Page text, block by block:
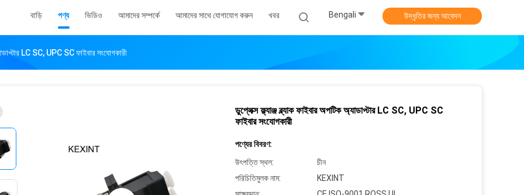
বাড়ি পণ্য ভিডিও আমাদের সম্পর্কে আমাদের সাথে যোগাযোগ করুন খবর Bengali উদ্ধৃতির জন্য আবেদন
LC SC, UPC SC ফাইবার সংযোগকারী
ডুপ্লেক্স ফ্ল্যাঞ্জ ব্ল্যাক ফাইবার অপটিক অ্যাডাপ্টার LC SC, UPC SC
ফাইবার সংযোগকারী
পণ্যের বিবরণ:
উৎপত্তি স্থল:
চীন
পরিচিতিমুলক নাম:
KEXINT